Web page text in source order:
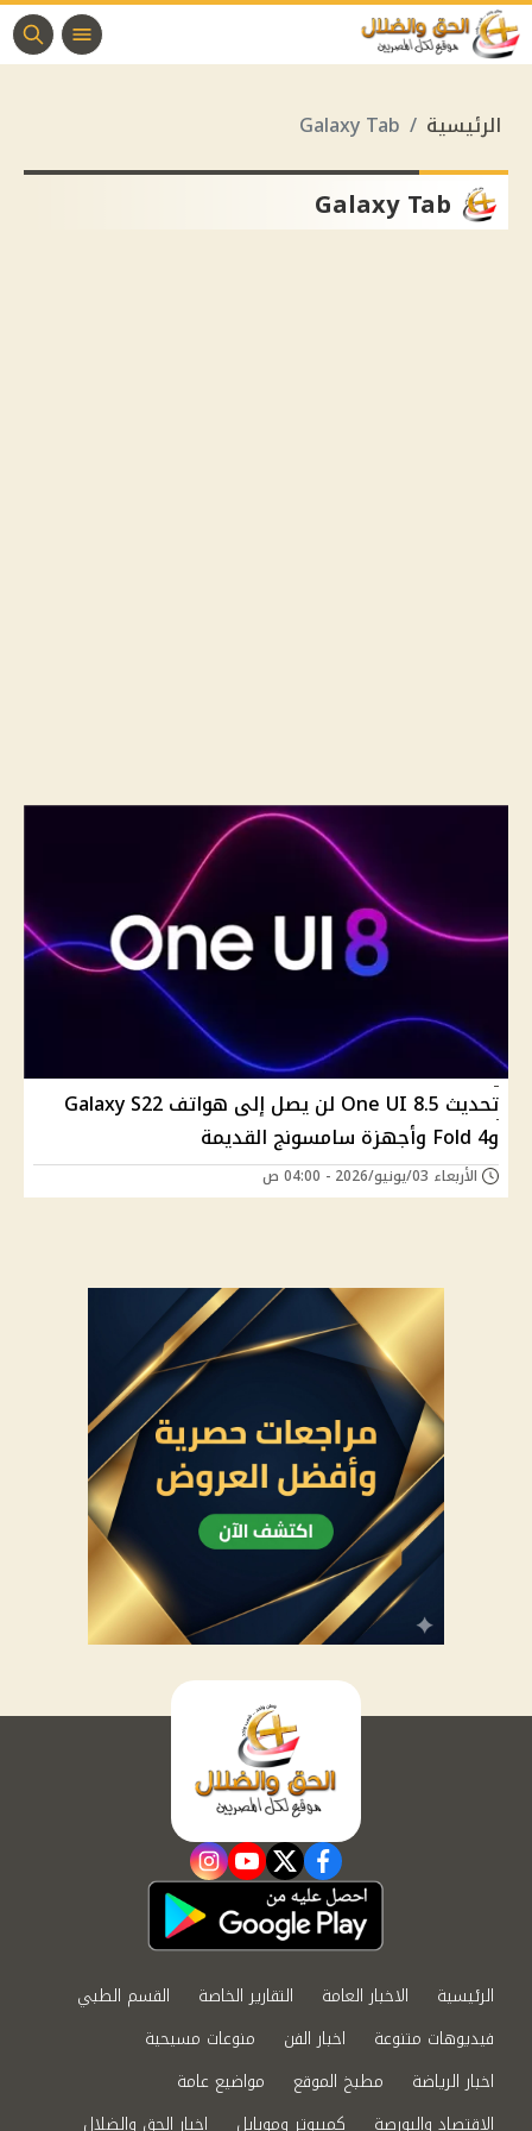
الرئيسية Galaxy Tab
Galaxy Tab
تحديث One UI 8.5 لن يصل إلى هواتف Galaxy S22
وFold 4 وأجهزة سامسونج القديمة
الأربعاء 03/يونيو/2026 - 04:00 ص
facebook
twitter
youtube
instagram
الرئيسية الاخبار العامة التقارير الخاصة
القسم الطبي
فيديوهات متنوعة
اخبار الفن
منوعات مسيحية
اخبار الرياضة
مطبخ الموقع
مواضيع عامة
الاقتصاد والبورصة
كمبيوتر وموبايل اخبار الحق والضلال